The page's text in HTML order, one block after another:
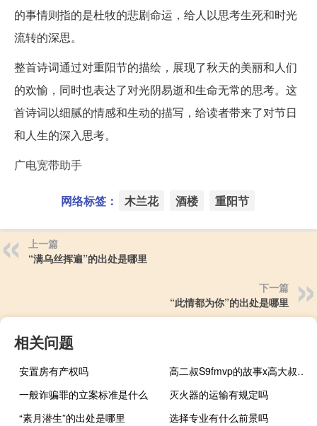
的事情则指的是杜牧的悲剧命运，给人以思考生死和时光
流转的深思。
整首诗词通过对重阳节的描绘，展现了秋天的美丽和人们
的欢愉，同时也表达了对光阴易逝和生命无常的思考。这
首诗词以细腻的情感和生动的描写，给读者带来了对节日
和人生的深入思考。
广电宽带助手
网络标签： 木兰花 酒楼 重阳节
上一篇
“满乌丝挥遍”的出处是哪里
下一篇
“此情都为你”的出处是哪里
相关问题
安置房有产权吗
高二叔S9fmvp的故事x高大叔S8fmvp的故事什么梗
一般诈骗罪的立案标准是什么
灭火器的运输有规定吗
“素月潜生”的出处是哪里
选择专业有什么前景吗